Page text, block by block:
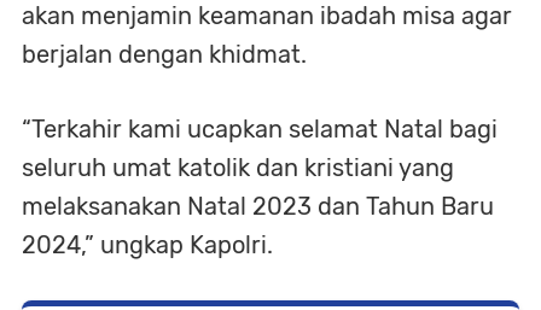
akan menjamin keamanan ibadah misa agar
berjalan dengan khidmat.
“Terkahir kami ucapkan selamat Natal bagi
seluruh umat katolik dan kristiani yang
melaksanakan Natal 2023 dan Tahun Baru
2024,” ungkap Kapolri.